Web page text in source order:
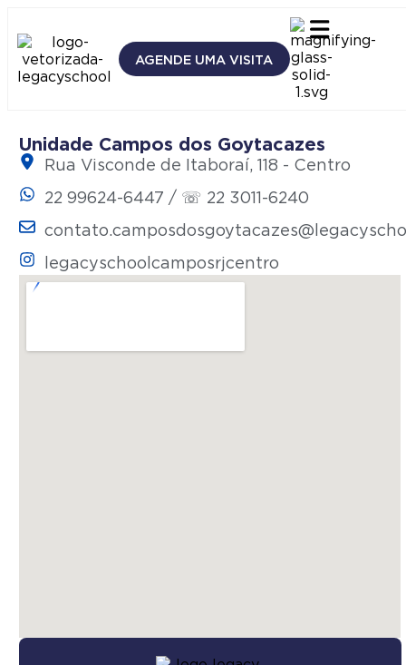
AGENDE UMA VISITA
Unidade Campos dos Goytacazes
Rua Visconde de Itaboraí, 118 - Centro
22 99624-6447 / ☏ 22 3011-6240
legacyschoolcamposrjcentro